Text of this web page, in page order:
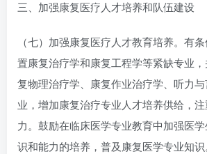
三、加强康复医疗人才培养和队伍建设
（七）加强康复医疗人才教育培养。有
置康复治疗学和康复工程学等紧缺专业
复物理治疗学、康复作业治疗学、听力
业，增加康复治疗专业人才培养供给，
力。鼓励在临床医学专业教育中加强医
识和能力的培养，普及康复医学专业知